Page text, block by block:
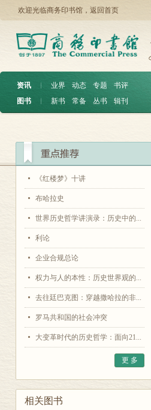
欢迎光临商务印书馆， 返回首页
资讯 ︱ 业界 动态 专题
书评
图书
︱ 新书 常备 丛书 辑刊
《红楼梦》十讲
布哈拉史
世界历史哲学讲演录：历史中的...
利论
企业合规总论
权力与人的本性：历史世界观的...
去往廷巴克图：穿越撒哈拉的非...
罗马共和国的社会冲突
大变革时代的历史哲学：面向21...
更 多
相关图书